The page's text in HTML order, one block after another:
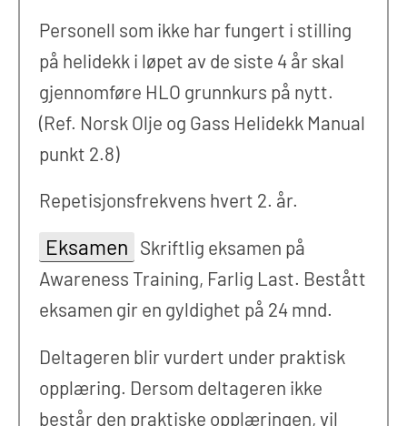
Personell som ikke har fungert i stilling
på helidekk i løpet av de siste 4 år skal
gjennomføre HLO grunnkurs på nytt.
(Ref. Norsk Olje og Gass Helidekk Manual
punkt 2.8)
Repetisjonsfrekvens hvert 2. år.
Eksamen Skriftlig eksamen på
Awareness Training, Farlig Last. Bestått
eksamen gir en gyldighet på 24 mnd.
Deltageren blir vurdert under praktisk
opplæring. Dersom deltageren ikke
består den praktiske opplæringen, vil